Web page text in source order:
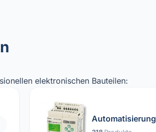
elektronischen Bauteilen:
Automatisierung